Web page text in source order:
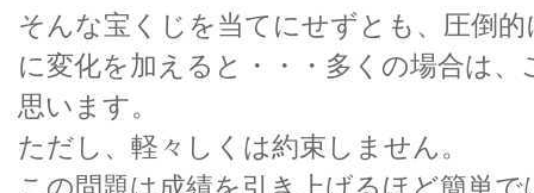
そんな宝くじを当てにせずとも、圧倒
に変化を加えると・・・多くの場合は
思います。
ただし、軽々しくは約束しません。